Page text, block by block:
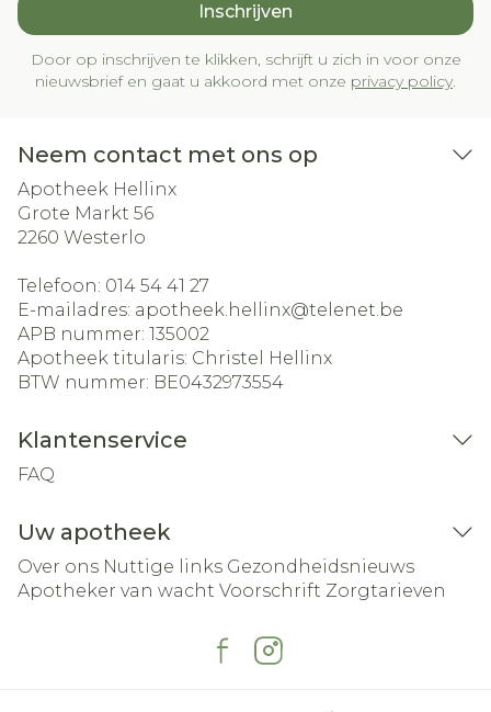
Inschrijven
Door op inschrijven te klikken, schrijft u zich in voor onze
nieuwsbrief en gaat u akkoord met onze privacy policy.
Neem contact met ons op
Apotheek Hellinx
Grote Markt 56
2260 Westerlo
Telefoon: 014 54 41 27
E-mailadres: apotheek.hellinx@telenet.be
APB nummer: 135002
Apotheek titularis: Christel Hellinx
BTW nummer: BE0432973554
Klantenservice
FAQ
Uw apotheek
Over ons Nuttige links Gezondheidsnieuws
Apotheker van wacht Voorschrift Zorgtarieven